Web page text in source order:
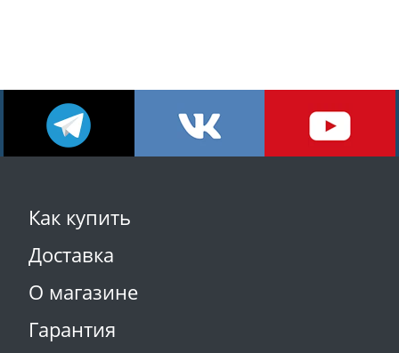
Как купить
Доставка
О магазине
Гарантия